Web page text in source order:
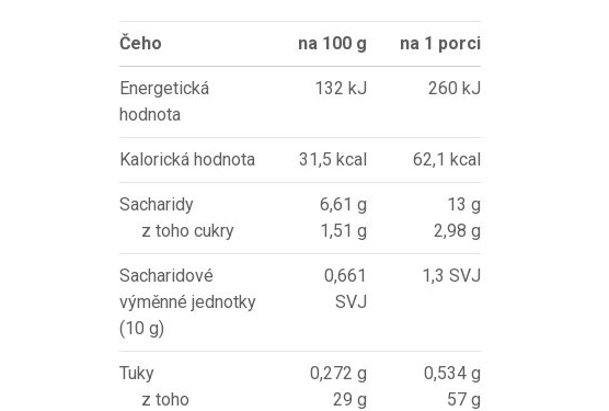
Čeho na 100 g na 1 porci
Energetická
hodnota
132 kJ 260 kJ
Kalorická hodnota 31,5 kcal 62,1 kcal
Sacharidy
z toho cukry
6,61 g
1,51 g
13 g
2,98 g
Sacharidové
výměnné jednotky
(10 g)
0,661
SVJ
1,3 SVJ
Tuky
z toho
0,272 g
29 g
0,534 g
57 g